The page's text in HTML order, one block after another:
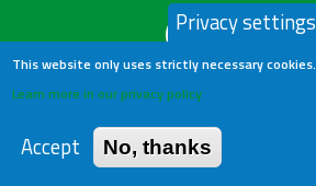
Contact us
Privacy settings
This website only uses strictly necessary cookies.
Learn more in our privacy policy
Accept No, thanks